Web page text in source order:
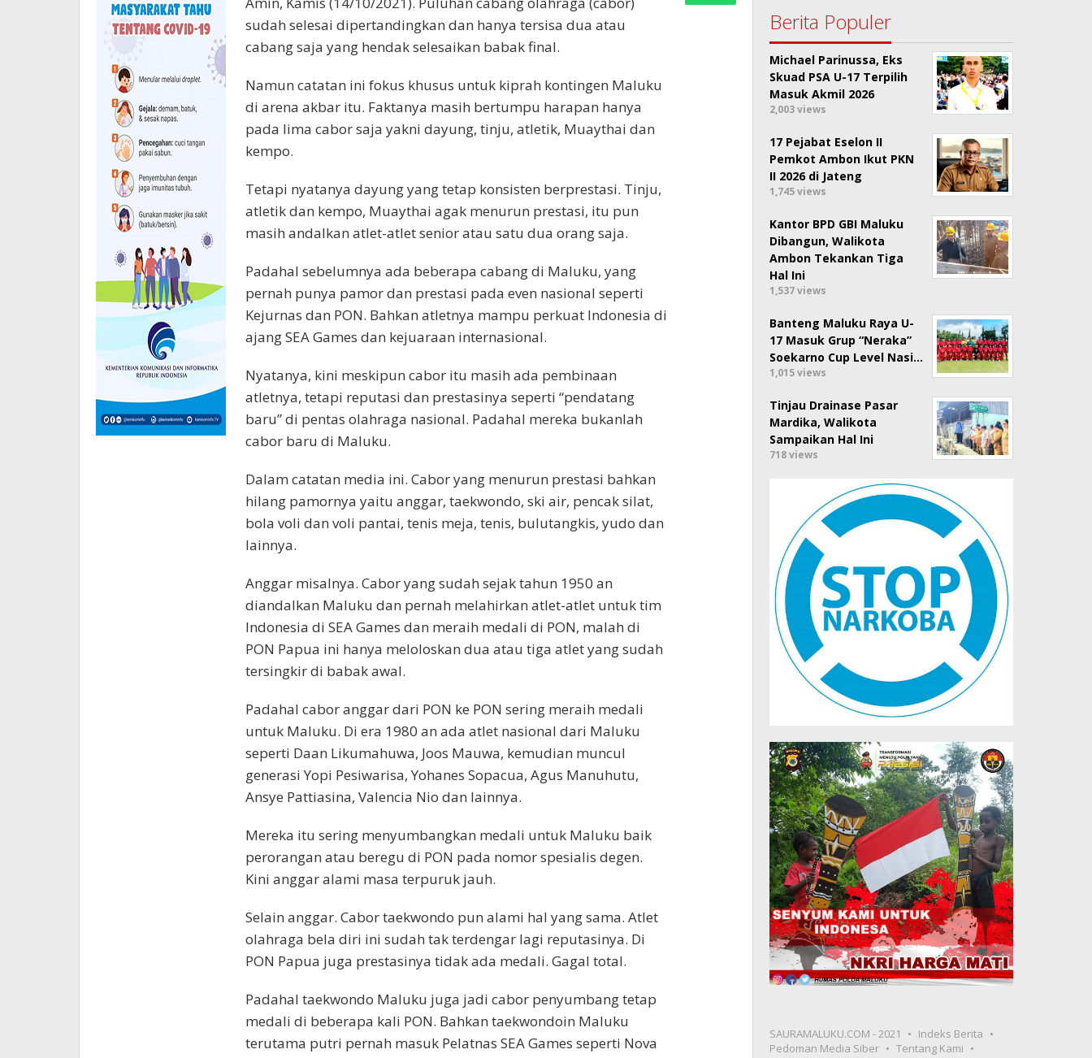
sudah selesai dipertandingkan dan hanya tersisa dua atau
cabang saja yang hendak selesaikan babak final.
Namun catatan ini fokus khusus untuk kiprah kontingen Maluku
di arena akbar itu. Faktanya masih bertumpu harapan hanya
pada lima cabor saja yakni dayung, tinju, atletik, Muaythai dan
kempo.
Tetapi nyatanya dayung yang tetap konsisten berprestasi. Tinju,
atletik dan kempo, Muaythai agak menurun prestasi, itu pun
masih andalkan atlet-atlet senior atau satu dua orang saja.
Padahal sebelumnya ada beberapa cabang di Maluku, yang
pernah punya pamor dan prestasi pada even nasional seperti
Kejurnas dan PON. Bahkan atletnya mampu perkuat Indonesia di
ajang SEA Games dan kejuaraan internasional.
Nyatanya, kini meskipun cabor itu masih ada pembinaan
atletnya, tetapi reputasi dan prestasinya seperti “pendatang
baru” di pentas olahraga nasional. Padahal mereka bukanlah
cabor baru di Maluku.
Dalam catatan media ini. Cabor yang menurun prestasi bahkan
hilang pamornya yaitu anggar, taekwondo, ski air, pencak silat,
bola voli dan voli pantai, tenis meja, tenis, bulutangkis, yudo dan
lainnya.
Anggar misalnya. Cabor yang sudah sejak tahun 1950 an
diandalkan Maluku dan pernah melahirkan atlet-atlet untuk tim
Indonesia di SEA Games dan meraih medali di PON, malah di
PON Papua ini hanya meloloskan dua atau tiga atlet yang sudah
tersingkir di babak awal.
Padahal cabor anggar dari PON ke PON sering meraih medali
untuk Maluku. Di era 1980 an ada atlet nasional dari Maluku
seperti Daan Likumahuwa, Joos Mauwa, kemudian muncul
generasi Yopi Pesiwarisa, Yohanes Sopacua, Agus Manuhutu,
Ansye Pattiasina, Valencia Nio dan lainnya.
Mereka itu sering menyumbangkan medali untuk Maluku baik
perorangan atau beregu di PON pada nomor spesialis degen.
Kini anggar alami masa terpuruk jauh.
Selain anggar. Cabor taekwondo pun alami hal yang sama. Atlet
olahraga bela diri ini sudah tak terdengar lagi reputasinya. Di
PON Papua juga prestasinya tidak ada medali. Gagal total.
Padahal taekwondo Maluku juga jadi cabor penyumbang tetap
medali di beberapa kali PON. Bahkan taekwondoin Maluku
terutama putri pernah masuk Pelatnas SEA Games seperti Nova
Berita Populer
Michael Parinussa, Eks
Skuad PSA U-17 Terpilih
Masuk Akmil 2026
2,003 views
17 Pejabat Eselon II
Pemkot Ambon Ikut PKN
II 2026 di Jateng
1,745 views
Kantor BPD GBI Maluku
Dibangun, Walikota
Ambon Tekankan Tiga
Hal Ini
1,537 views
Banteng Maluku Raya U-
17 Masuk Grup “Neraka”
Soekarno Cup Level Nasi…
1,015 views
Tinjau Drainase Pasar
Mardika, Walikota
Sampaikan Hal Ini
718 views
SAURAMALUKU.COM - 2021
Indeks Berita
Pedoman Media Siber
Tentang Kami